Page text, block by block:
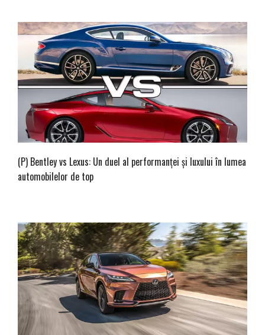
(P) Bentley vs Lexus: Un duel al performanței și luxului în lumea
automobilelor de top